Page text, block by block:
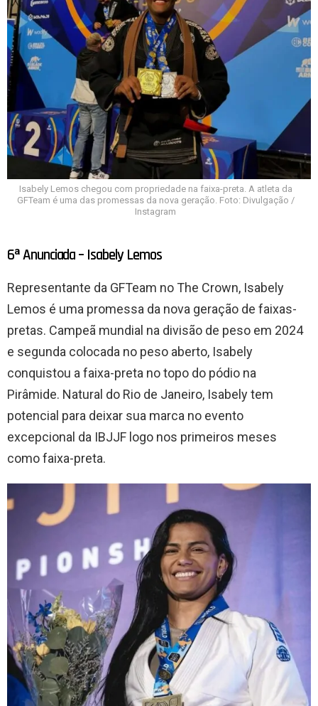
Isabely Lemos chegou com propriedade na faixa-preta. A atleta da
GFTeam é uma das promessas da nova geração. Foto: Divulgação /
Instagram
6ª Anunciada – Isabely Lemos
Representante da GFTeam no The Crown, Isabely
Lemos é uma promessa da nova geração de faixas-
pretas. Campeã mundial na divisão de peso em 2024
e segunda colocada no peso aberto, Isabely
conquistou a faixa-preta no topo do pódio na
Pirâmide. Natural do Rio de Janeiro, Isabely tem
potencial para deixar sua marca no evento
excepcional da IBJJF logo nos primeiros meses
como faixa-preta.